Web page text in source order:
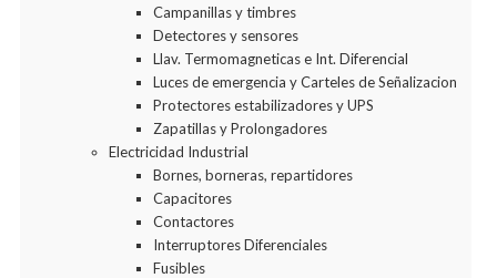
Campanillas y timbres
Detectores y sensores
Llav. Termomagneticas e Int. Diferencial
Luces de emergencia y Carteles de Señalizacion
Protectores estabilizadores y UPS
Zapatillas y Prolongadores
Electricidad Industrial
Bornes, borneras, repartidores
Capacitores
Contactores
Interruptores Diferenciales
Fusibles